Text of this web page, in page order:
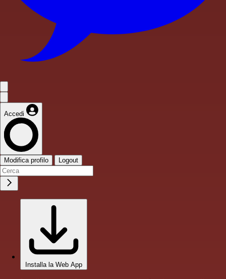
Accedi
Modifica profilo Logout
Installa la Web App